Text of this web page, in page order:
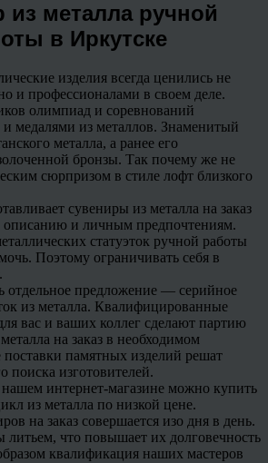
из металла ручной
в Иркутске
изделия всегда ценились не
и профессионалами в своем деле.
олимпиад и соревнований
медалями из металлов. Знаменитый
металла, а ранее его
бронзы. Так почему же не
сюрпризом в стиле лофт близкого
сувениры из металла на заказ
описанию и личным предпочтениям.
статуэток ручной работы
Поэтому ограничивать себя в
отдельное предложение — серийное
из металла. Квалифицированные
вас и ваших коллег сделают партию
на заказ в необходимом
памятных изделий решат
поиска изготовителей.
интернет-магазине можно купить
из металла по низкой цене.
на заказ совершается изо дня в день.
литьем, что повышает их долговечность
квалификация наших мастеров